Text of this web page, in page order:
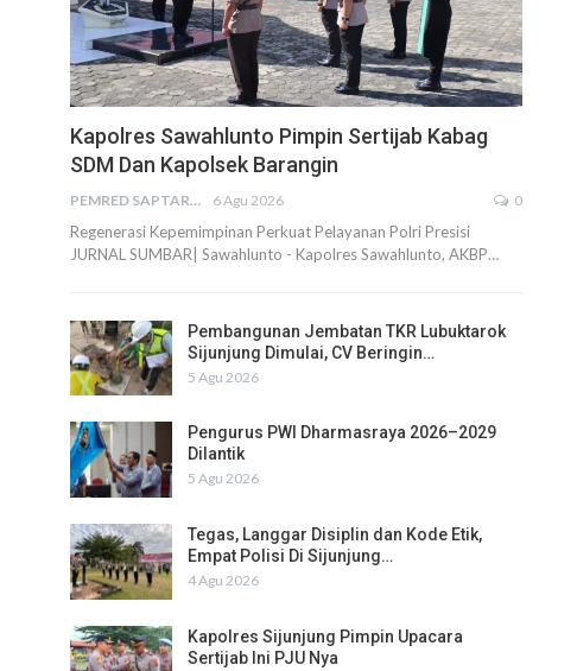
Kapolres Sawahlunto Pimpin Sertijab Kabag
SDM Dan Kapolsek Barangin
PEMRED SAPTARIUS 6 Agu 2026 0
Regenerasi Kepemimpinan Perkuat Pelayanan Polri Presisi
JURNAL SUMBAR| Sawahlunto - Kapolres Sawahlunto, AKBP…
Pembangunan Jembatan TKR Lubuktarok
Sijunjung Dimulai, CV Beringin…
5 Agu 2026
Pengurus PWI Dharmasraya 2026–2029
Dilantik
5 Agu 2026
Tegas, Langgar Disiplin dan Kode Etik,
Empat Polisi Di Sijunjung…
4 Agu 2026
Kapolres Sijunjung Pimpin Upacara
Sertijab Ini PJU Nya